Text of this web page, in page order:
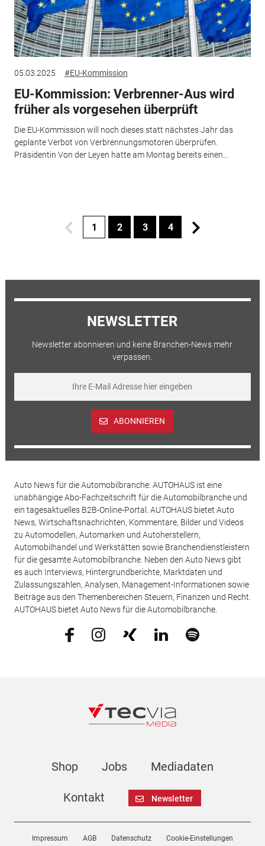
05.03.2025 #EU-Kommission
EU-Kommission: Verbrenner-Aus wird
früher als vorgesehen überprüft
Die EU-Kommission will noch dieses statt nächstes Jahr das
geplante Verbot von Verbrennungsmotoren überprüfen.
Präsidentin Von der Leyen hatte am Montag bereits einen...
1 2 3 4
NEWSLETTER
Newsletter abonnieren und keine Branchen-News mehr
verpassen.
ABONNIEREN
Auto News für die Automobilbranche: AUTOHAUS ist eine
unabhängige Abo-Fachzeitschrift für die Automobilbranche und
ein tagesaktuelles B2B-Online-Portal. AUTOHAUS bietet Auto
News, Wirtschaftsnachrichten, Kommentare, Bilder und Videos
zu Automodellen, Automarken und Autoherstellern,
Automobilhandel und Werkstätten sowie Branchendienstleistern
für die gesamte Automobilbranche. Neben den Auto News gibt
es auch Interviews, Hintergrundberichte, Marktdaten und
Zulassungszahlen, Analysen, Management-Informationen sowie
Beiträge aus den Themenbereichen Steuern, Finanzen und Recht.
AUTOHAUS bietet Auto News für die Automobilbranche.
Shop Jobs Mediadaten
Kontakt Newsletter
Impressum AGB Datenschutz Cookie-Einstellungen